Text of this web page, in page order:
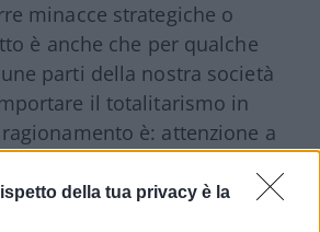
rispetto della tua privacy è la
minacce strategiche o
è anche che per qualche
parti della nostra società
il totalitarismo in
è: attenzione a
ai principi basilari delle
quasi illusorio, di andare